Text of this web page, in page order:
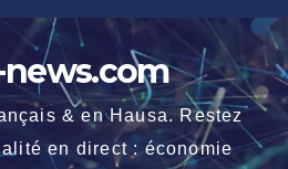
& en Hausa. Restez
en direct : économie